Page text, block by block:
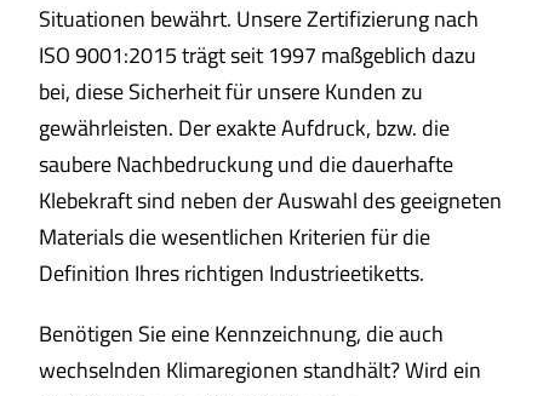
Situationen bewährt. Unsere Zertifizierung nach
ISO 9001:2015 trägt seit 1997 maßgeblich dazu
bei, diese Sicherheit für unsere Kunden zu
gewährleisten. Der exakte Aufdruck, bzw. die
saubere Nachbedruckung und die dauerhafte
Klebekraft sind neben der Auswahl des geeigneten
Materials die wesentlichen Kriterien für die
Definition Ihres richtigen Industrieetiketts.
Benötigen Sie eine Kennzeichnung, die auch
wechselnden Klimaregionen standhält? Wird ein